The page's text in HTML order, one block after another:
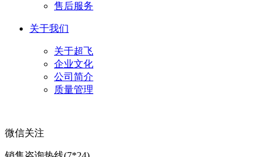
售后服务
关于我们
关于超飞
企业文化
公司简介
质量管理
微信关注